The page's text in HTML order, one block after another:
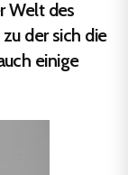
Welt des
der sich die
einige